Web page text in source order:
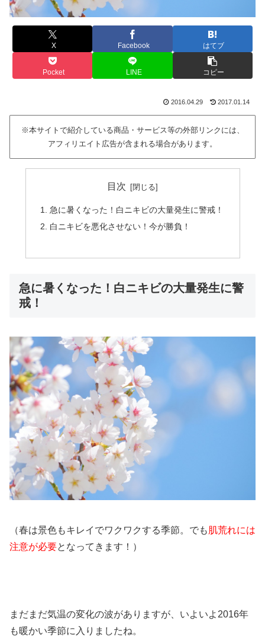
X Facebook はてブ
Pocket LINE コピー
2016.04.29 2017.01.14
※本サイトで紹介している商品・サービス等の外部リンクには、
アフィリエイト広告が含まれる場合があります。
目次
急に暑くなった！白ニキビの大量発生に警戒！
白ニキビを悪化させない！今が勝負！
急に暑くなった！白ニキビの大量発生に警
戒！
（春は景色もキレイでワクワクする季節。でも肌荒れには
注意が必要となってきます！）
まだまだ気温の変化の波がありますが、いよいよ2016年
も暖かい季節に入りましたね。